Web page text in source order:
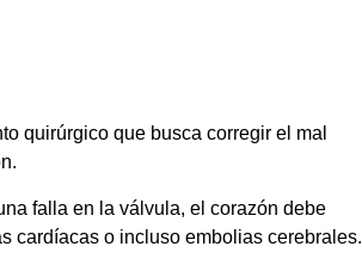
quirúrgico que busca corregir el mal
falla en la válvula, el corazón debe
cardíacas o incluso embolias cerebrales.